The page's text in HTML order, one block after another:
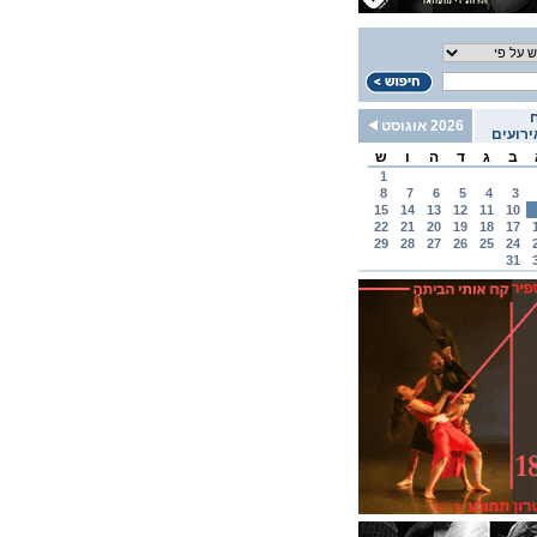
2026 אוגוסט
ב ג ד ה ו ש
1
3
4
5
6
7
8
10
11
12
13
14
15
17
18
19
20
21
22
24
25
26
27
28
29
31